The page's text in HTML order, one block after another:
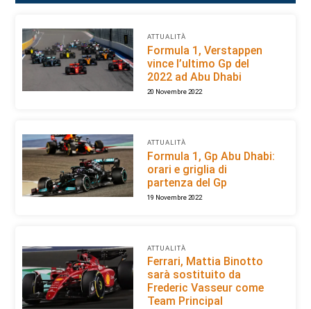
ATTUALITÀ
Formula 1, Verstappen
vince l’ultimo Gp del
2022 ad Abu Dhabi
20 Novembre 2022
ATTUALITÀ
Formula 1, Gp Abu Dhabi:
orari e griglia di
partenza del Gp
19 Novembre 2022
ATTUALITÀ
Ferrari, Mattia Binotto
sarà sostituito da
Frederic Vasseur come
Team Principal